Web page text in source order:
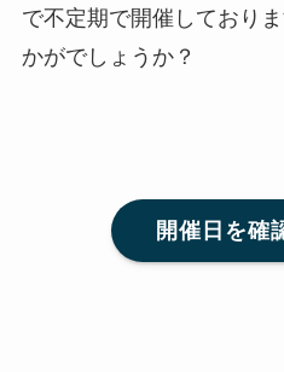
で不定期で開催しており
かがでしょうか？
開催日を確